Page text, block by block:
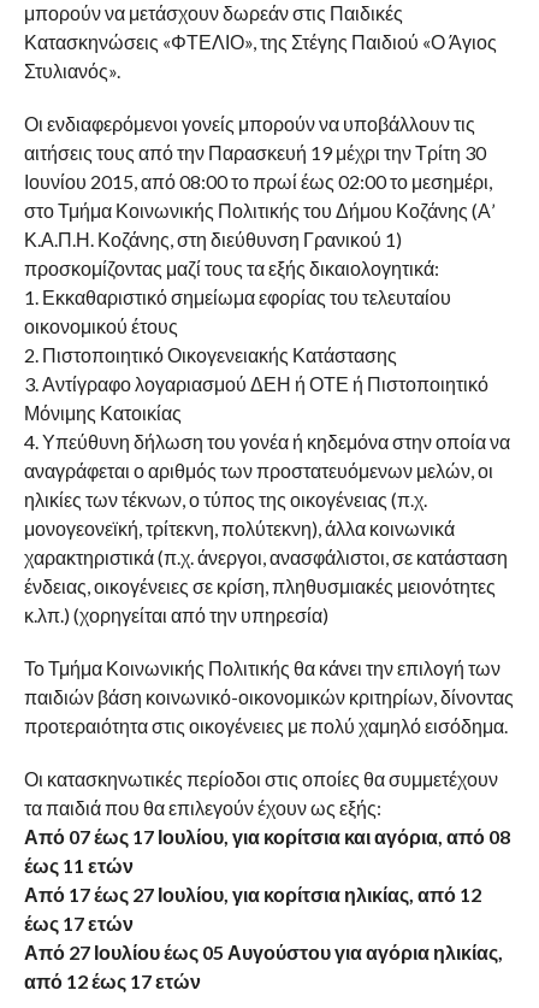
μπορούν να μετάσχουν δωρεάν στις Παιδικές
Κατασκηνώσεις «ΦΤΕΛΙΟ», της Στέγης Παιδιού «Ο Άγιος
Στυλιανός».
Οι ενδιαφερόμενοι γονείς μπορούν να υποβάλλουν τις
αιτήσεις τους από την Παρασκευή 19 μέχρι την Τρίτη 30
Ιουνίου 2015, από 08:00 το πρωί έως 02:00 το μεσημέρι,
στο Τμήμα Κοινωνικής Πολιτικής του Δήμου Κοζάνης (Α’
Κ.Α.Π.Η. Κοζάνης, στη διεύθυνση Γρανικού 1)
προσκομίζοντας μαζί τους τα εξής δικαιολογητικά:
1. Εκκαθαριστικό σημείωμα εφορίας του τελευταίου
οικονομικού έτους
2. Πιστοποιητικό Οικογενειακής Κατάστασης
3. Αντίγραφο λογαριασμού ΔΕΗ ή ΟΤΕ ή Πιστοποιητικό
Μόνιμης Κατοικίας
4. Υπεύθυνη δήλωση του γονέα ή κηδεμόνα στην οποία να
αναγράφεται ο αριθμός των προστατευόμενων μελών, οι
ηλικίες των τέκνων, ο τύπος της οικογένειας (π.χ.
μονογεονεϊκή, τρίτεκνη, πολύτεκνη), άλλα κοινωνικά
χαρακτηριστικά (π.χ. άνεργοι, ανασφάλιστοι, σε κατάσταση
ένδειας, οικογένειες σε κρίση, πληθυσμιακές μειονότητες
κ.λπ.) (χορηγείται από την υπηρεσία)
Το Τμήμα Κοινωνικής Πολιτικής θα κάνει την επιλογή των
παιδιών βάση κοινωνικό-οικονομικών κριτηρίων, δίνοντας
προτεραιότητα στις οικογένειες με πολύ χαμηλό εισόδημα.
Οι κατασκηνωτικές περίοδοι στις οποίες θα συμμετέχουν
τα παιδιά που θα επιλεγούν έχουν ως εξής:
Από 07 έως 17 Ιουλίου, για κορίτσια και αγόρια, από 08
έως 11 ετών
Από 17 έως 27 Ιουλίου, για κορίτσια ηλικίας, από 12
έως 17 ετών
Από 27 Ιουλίου έως 05 Αυγούστου για αγόρια ηλικίας,
από 12 έως 17 ετών